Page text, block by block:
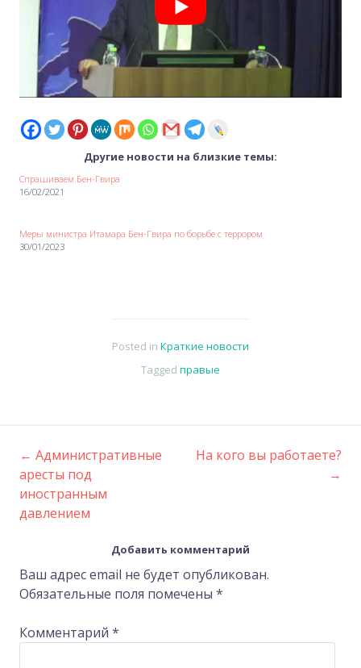
Другие новости на близкие темы:
Спрашиваем Бен-Гвира
16/02/2021
Меры министра Итамара Бен-Гвира по борьбе с террором
30/01/2023
Posted in Краткие новости
Tagged правые
Post
navigation
← Административные
аресты под
иностранным
давлением
На кого вы работаете?
→
Добавить комментарий
Ваш адрес email не будет опубликован.
Обязательные поля помечены *
Комментарий *